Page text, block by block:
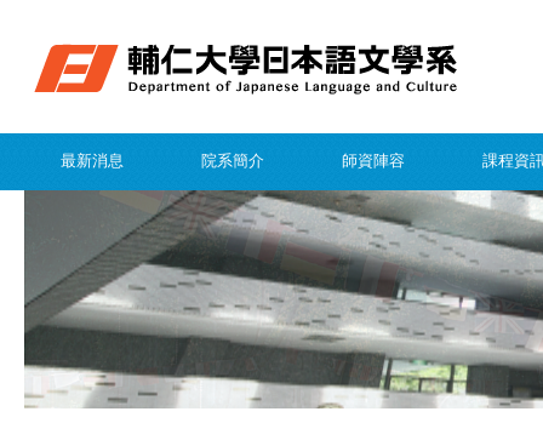
最新消息 院系簡介 師資陣容 課程資